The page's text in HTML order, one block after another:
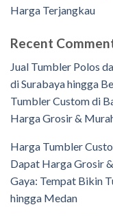
Harga Terjangkau
Recent
Jual Tumbler Polos
di Surabaya hingga
Tumbler Custom di
Harga Grosir &
Harga Tumbler
Dapat Harga Grosir
Gaya: Tempat Bikin
hingga Medan